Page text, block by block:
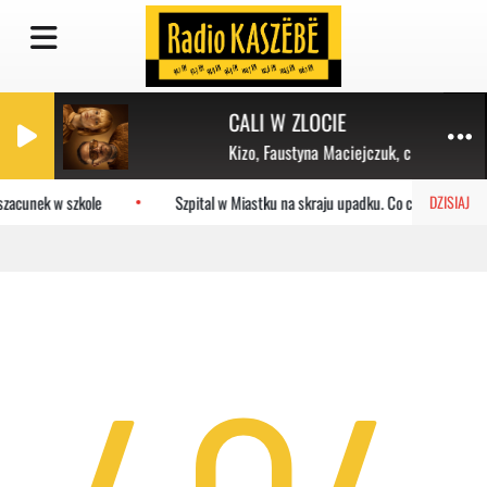
CALI W ZLOCIE
Kizo, Faustyna Maciejczuk, clearmind,
DZISIAJ
w szkole Szpital w Miastku na skraju upadku. Co czeka